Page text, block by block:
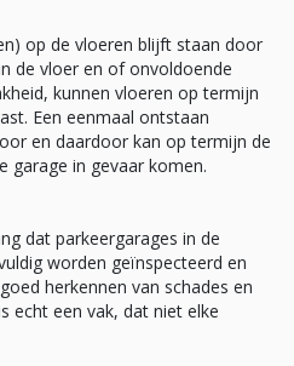
op de vloeren blijft staan door
de vloer en of onvoldoende
kunnen vloeren op termijn
Een eenmaal ontstaan
en daardoor kan op termijn de
garage in gevaar komen.
dat parkeergarages in de
worden geïnspecteerd en
herkennen van schades en
echt een vak, dat niet elke